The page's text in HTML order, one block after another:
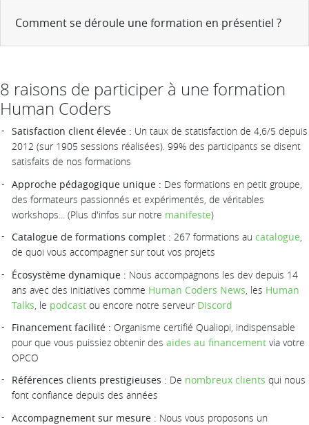
Comment se déroule une formation en présentiel ?
8 raisons de participer à une formation
Human Coders
Satisfaction client élevée : Un taux de statisfaction de 4,6/5 depuis
2012 (sur 1905 sessions réalisées). 99% des participants se disent
satisfaits de nos formations
Approche pédagogique unique : Des formations en petit groupe,
des formateurs passionnés et expérimentés, de véritables
workshops... (Plus d'infos sur notre manifeste)
Catalogue de formations complet : 267 formations au catalogue,
de quoi vous accompagner sur tout vos projets
Écosystème dynamique : Nous accompagnons les dev depuis 14
ans avec des initiatives comme Human Coders News , les Human
Talks , le podcast ou encore notre serveur Discord
Financement facilité : Organisme certifié Qualiopi, indispensable
pour que vous puissiez obtenir des aides au financement via votre
OPCO
Références clients prestigieuses : De nombreux clients qui nous
font confiance depuis des années
Accompagnement sur mesure : Nous vous proposons un